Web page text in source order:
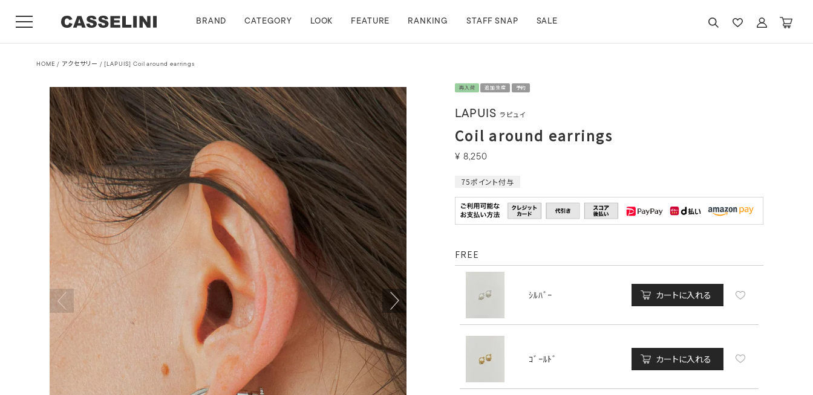
BRAND CATEGORY LOOK FEATURE RANKING STAFF SNAP SALE
HOME アクセサリー [LAPUIS] Coil around earrings
再入荷 追加生産 予約
LAPUIS ラピュイ
Coil around earrings
¥ 8,250
75ポイント付与
FREE
ｼﾙﾊﾞｰ カートに入れる
ｺﾞｰﾙﾄﾞ カートに入れる